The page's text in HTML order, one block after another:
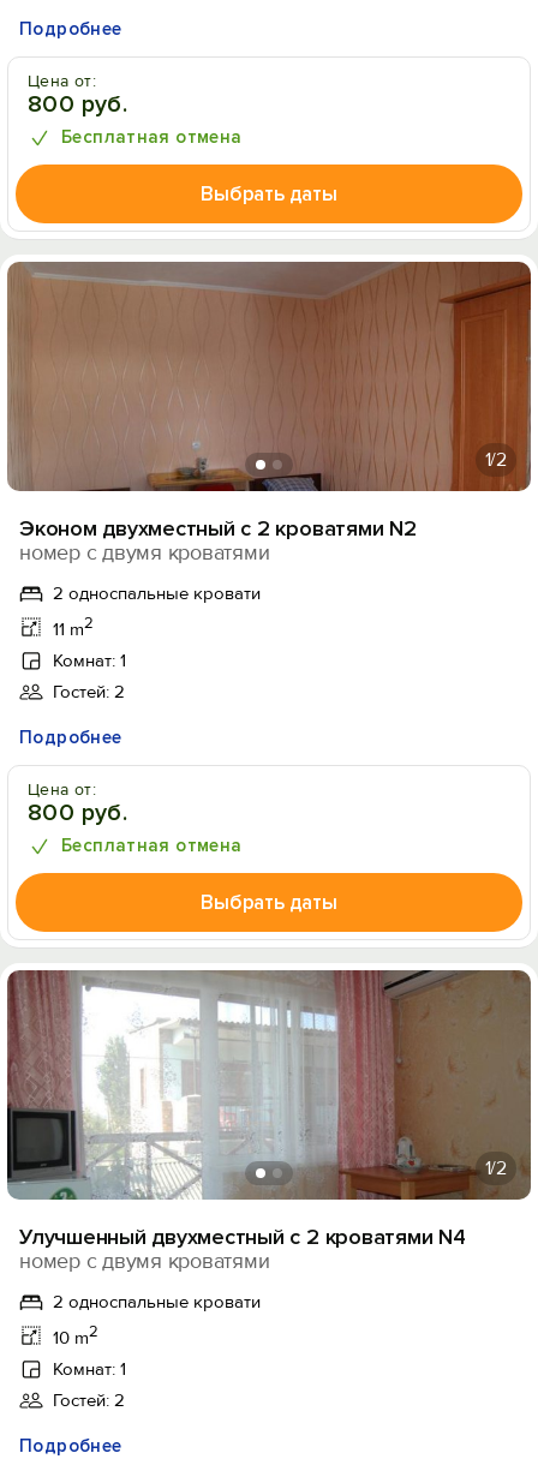
Подробнее
Цена от:
800 руб.
Бесплатная отмена
Выбрать даты
1/2
Эконом двухместный с 2 кроватями N2
номер с двумя кроватями
2 односпальные кровати
11 m2
Комнат: 1
Гостей: 2
Подробнее
Цена от:
800 руб.
Бесплатная отмена
Выбрать даты
1/2
Улучшенный двухместный с 2 кроватями N4
номер с двумя кроватями
2 односпальные кровати
10 m2
Комнат: 1
Гостей: 2
Подробнее